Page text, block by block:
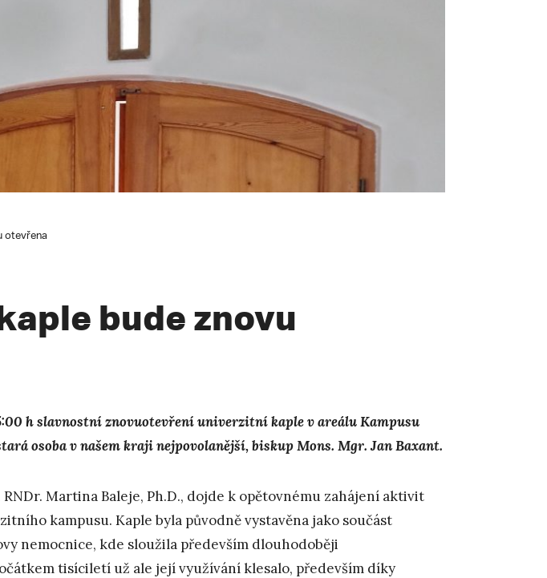
otevřena
bude znovu
h slavnostní znovuotevření univerzitní kaple v areálu Kampusu
osoba v našem kraji nejpovolanější, biskup Mons. Mgr. Jan Baxant.
Martina Baleje, Ph.D., dojde k opětovnému zahájení aktivit
kampusu. Kaple byla původně vystavěna jako součást
nemocnice, kde sloužila především dlouhodoběji
tisíciletí už ale její využívání klesalo, především díky